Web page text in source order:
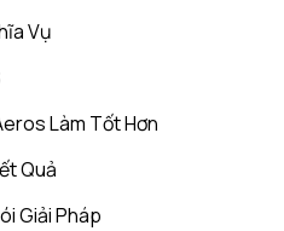
Vụ
Làm Tốt Hơn
Quả
Giải Pháp